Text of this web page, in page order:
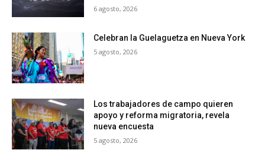
6 agosto, 2026
Celebran la Guelaguetza en Nueva York
5 agosto, 2026
Los trabajadores de campo quieren
apoyo y reforma migratoria, revela
nueva encuesta
5 agosto, 2026